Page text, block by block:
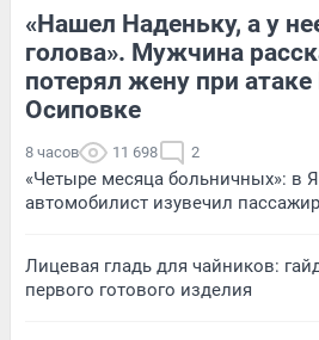
«Нашел Наденьку, а у
голова». Мужчина
потерял жену при
Осиповке
8 часов 11 698 2
«Четыре месяца больничных»: в
автомобилист изувечил
Лицевая гладь для чайников:
первого готового изделия